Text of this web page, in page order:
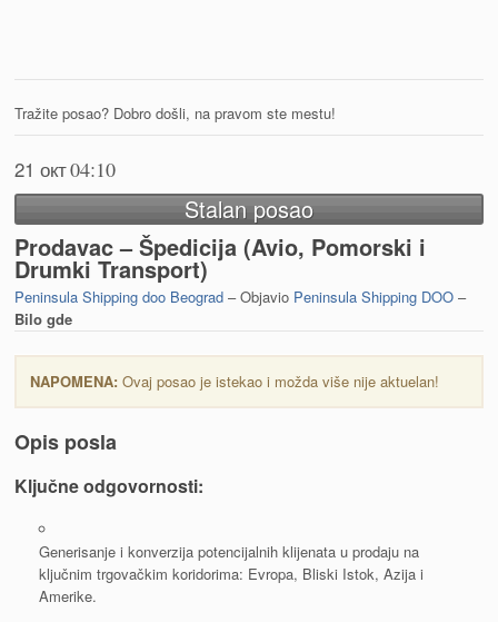
Tražite posao? Dobro došli, na pravom ste mestu!
21 окт04:10
Stalan posao
Prodavac – Špedicija (Avio, Pomorski i
Drumki Transport)
Peninsula Shipping doo Beograd – Objavio Peninsula Shipping DOO –
Bilo gde
NAPOMENA: Ovaj posao je istekao i možda više nije aktuelan!
Opis posla
Ključne odgovornosti:
Generisanje i konverzija potencijalnih klijenata u prodaju na
ključnim trgovačkim koridorima: Evropa, Bliski Istok, Azija i
Amerike.